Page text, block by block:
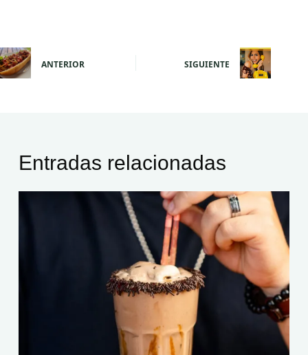
ANTERIOR SIGUIENTE
Entradas relacionadas